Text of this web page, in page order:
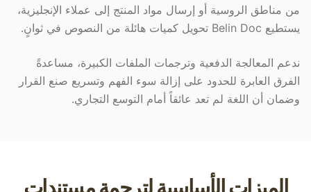
من مناطق الروسية أو إرسال مواد المنتج إلى عملاء الإنجليزية،
يستطيع Belin Doc تحويل كميات هائلة من النصوص في ثوانٍ.
ندعم المعالجة الدفعية وترجمات الملفات الكبيرة، مساعدةً
الفرق العابرة للحدود على إزالة سوء الفهم وتسريع صنع القرار
وضمان أن اللغة لم تعد عائقاً أمام التوسع التجاري.